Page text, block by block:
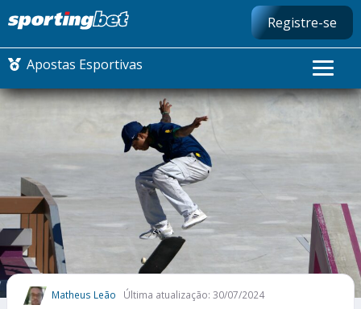
Registre-se
Apostas Esportivas
CONMEBOL LIBERTADORES
FUTEBOL NACIONAL
FUTEBOL INTERNACIONAL
COMO APOSTAR
MAIS ESPORTES
Matheus Leão Última atualização: 30/07/2024